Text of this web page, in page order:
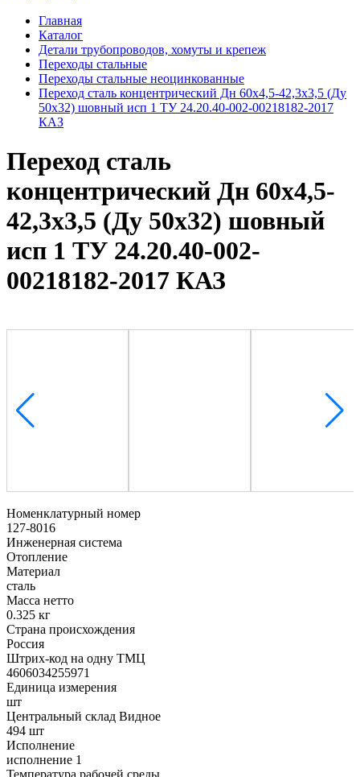
Главная
Каталог
Детали трубопроводов, хомуты и крепеж
Переходы стальные
Переходы стальные неоцинкованные
Переход сталь концентрический Дн 60х4,5-42,3х3,5 (Ду
50х32) шовный исп 1 ТУ 24.20.40-002-00218182-2017
КАЗ
Переход сталь
концентрический Дн 60х4,5-
42,3х3,5 (Ду 50х32) шовный
исп 1 ТУ 24.20.40-002-
00218182-2017 КАЗ
Номенклатурный номер
127-8016
Инженерная система
Отопление
Материал
сталь
Масса нетто
0.325 кг
Страна происхождения
Россия
Штрих-код на одну ТМЦ
4606034255971
Единица измерения
шт
Центральный склад Видное
494 шт
Исполнение
исполнение 1
Температура рабочей среды